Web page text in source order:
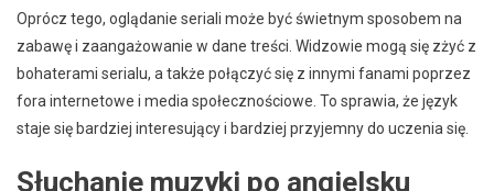
Oprócz tego, oglądanie seriali może być świetnym sposobem na
zabawę i zaangażowanie w dane treści. Widzowie mogą się zżyć z
bohaterami serialu, a także połączyć się z innymi fanami poprzez
fora internetowe i media społecznościowe. To sprawia, że język
staje się bardziej interesujący i bardziej przyjemny do uczenia się.
Słuchanie muzyki po angielsku